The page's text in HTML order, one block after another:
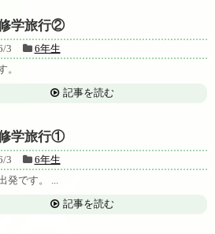
学旅行②
3
6年生
。
記事を読む
学旅行①
3
6年生
発です。 ...
記事を読む